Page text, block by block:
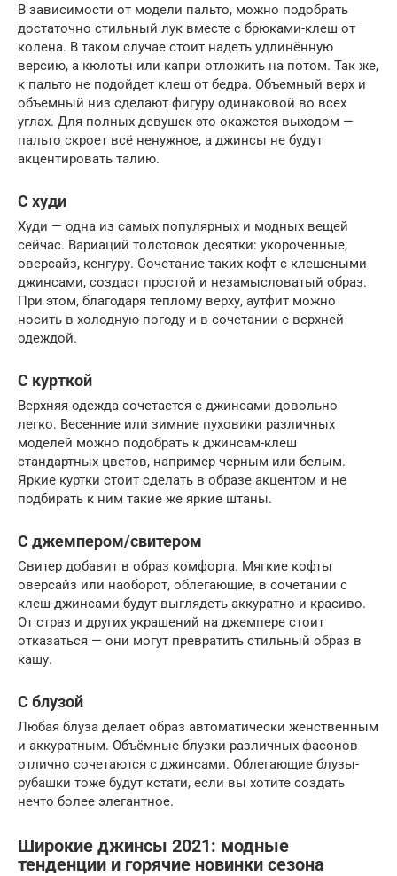
В зависимости от модели пальто, можно подобрать
достаточно стильный лук вместе с брюками-клеш от
колена. В таком случае стоит надеть удлинённую
версию, а кюлоты или капри отложить на потом. Так же,
к пальто не подойдет клеш от бедра. Объемный верх и
объемный низ сделают фигуру одинаковой во всех
углах. Для полных девушек это окажется выходом —
пальто скроет всё ненужное, а джинсы не будут
акцентировать талию.
С худи
Худи — одна из самых популярных и модных вещей
сейчас. Вариаций толстовок десятки: укороченные,
оверсайз, кенгуру. Сочетание таких кофт с клешеными
джинсами, создаст простой и незамысловатый образ.
При этом, благодаря теплому верху, аутфит можно
носить в холодную погоду и в сочетании с верхней
одеждой.
С курткой
Верхняя одежда сочетается с джинсами довольно
легко. Весенние или зимние пуховики различных
моделей можно подобрать к джинсам-клеш
стандартных цветов, например черным или белым.
Яркие куртки стоит сделать в образе акцентом и не
подбирать к ним такие же яркие штаны.
С джемпером/свитером
Свитер добавит в образ комфорта. Мягкие кофты
оверсайз или наоборот, облегающие, в сочетании с
клеш-джинсами будут выглядеть аккуратно и красиво.
От страз и других украшений на джемпере стоит
отказаться — они могут превратить стильный образ в
кашу.
С блузой
Любая блуза делает образ автоматически женственным
и аккуратным. Объёмные блузки различных фасонов
отлично сочетаются с джинсами. Облегающие блузы-
рубашки тоже будут кстати, если вы хотите создать
нечто более элегантное.
Широкие джинсы 2021: модные
тенденции и горячие новинки сезона